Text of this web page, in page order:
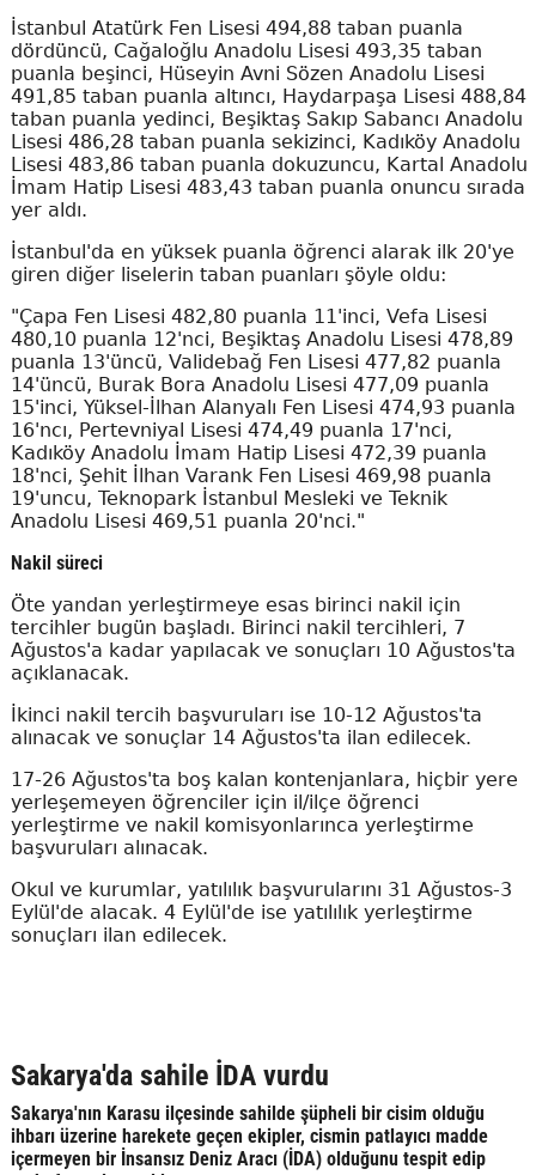
İstanbul Atatürk Fen Lisesi 494,88 taban puanla
dördüncü, Cağaloğlu Anadolu Lisesi 493,35 taban
puanla beşinci, Hüseyin Avni Sözen Anadolu Lisesi
491,85 taban puanla altıncı, Haydarpaşa Lisesi 488,84
taban puanla yedinci, Beşiktaş Sakıp Sabancı Anadolu
Lisesi 486,28 taban puanla sekizinci, Kadıköy Anadolu
Lisesi 483,86 taban puanla dokuzuncu, Kartal Anadolu
İmam Hatip Lisesi 483,43 taban puanla onuncu sırada
yer aldı.
İstanbul'da en yüksek puanla öğrenci alarak ilk 20'ye
giren diğer liselerin taban puanları şöyle oldu:
"Çapa Fen Lisesi 482,80 puanla 11'inci, Vefa Lisesi
480,10 puanla 12'nci, Beşiktaş Anadolu Lisesi 478,89
puanla 13'üncü, Validebağ Fen Lisesi 477,82 puanla
14'üncü, Burak Bora Anadolu Lisesi 477,09 puanla
15'inci, Yüksel-İlhan Alanyalı Fen Lisesi 474,93 puanla
16'ncı, Pertevniyal Lisesi 474,49 puanla 17'nci,
Kadıköy Anadolu İmam Hatip Lisesi 472,39 puanla
18'nci, Şehit İlhan Varank Fen Lisesi 469,98 puanla
19'uncu, Teknopark İstanbul Mesleki ve Teknik
Anadolu Lisesi 469,51 puanla 20'nci."
Nakil süreci
Öte yandan yerleştirmeye esas birinci nakil için
tercihler bugün başladı. Birinci nakil tercihleri, 7
Ağustos'a kadar yapılacak ve sonuçları 10 Ağustos'ta
açıklanacak.
İkinci nakil tercih başvuruları ise 10-12 Ağustos'ta
alınacak ve sonuçlar 14 Ağustos'ta ilan edilecek.
17-26 Ağustos'ta boş kalan kontenjanlara, hiçbir yere
yerleşemeyen öğrenciler için il/ilçe öğrenci
yerleştirme ve nakil komisyonlarınca yerleştirme
başvuruları alınacak.
Okul ve kurumlar, yatılılık başvurularını 31 Ağustos-3
Eylül'de alacak. 4 Eylül'de ise yatılılık yerleştirme
sonuçları ilan edilecek.
Sakarya'da sahile İDA vurdu
Sakarya'nın Karasu ilçesinde sahilde şüpheli bir cisim olduğu
ihbarı üzerine harekete geçen ekipler, cismin patlayıcı madde
içermeyen bir İnsansız Deniz Aracı (İDA) olduğunu tespit edip